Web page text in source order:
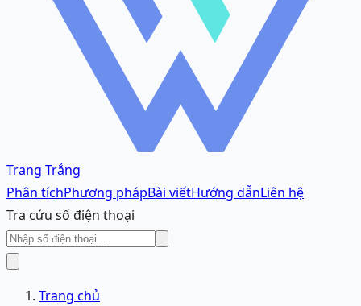
Trang Trắng
Phân tíchPhương phápBài viếtHướng dẫnLiên hệ
Tra cứu số điện thoại
Trang chủ